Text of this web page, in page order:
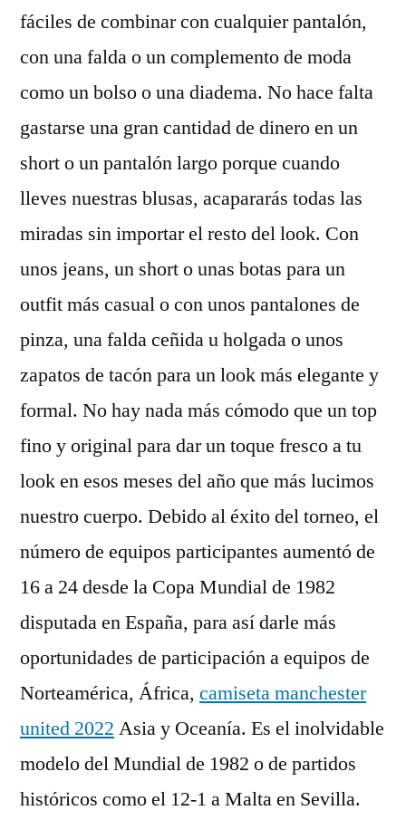
fáciles de combinar con cualquier pantalón,
con una falda o un complemento de moda
como un bolso o una diadema. No hace falta
gastarse una gran cantidad de dinero en un
short o un pantalón largo porque cuando
lleves nuestras blusas, acapararás todas las
miradas sin importar el resto del look. Con
unos jeans, un short o unas botas para un
outfit más casual o con unos pantalones de
pinza, una falda ceñida u holgada o unos
zapatos de tacón para un look más elegante y
formal. No hay nada más cómodo que un top
fino y original para dar un toque fresco a tu
look en esos meses del año que más lucimos
nuestro cuerpo. Debido al éxito del torneo, el
número de equipos participantes aumentó de
16 a 24 desde la Copa Mundial de 1982
disputada en España, para así darle más
oportunidades de participación a equipos de
Norteamérica, África, camiseta manchester
united 2022 Asia y Oceanía. Es el inolvidable
modelo del Mundial de 1982 o de partidos
históricos como el 12-1 a Malta en Sevilla.